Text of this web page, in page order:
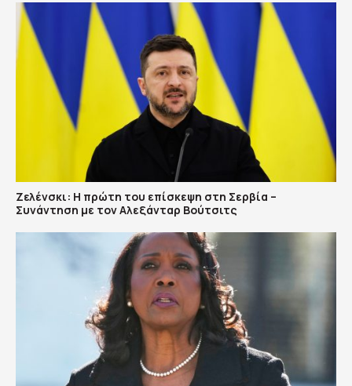
Ζελένσκι: Η πρώτη του επίσκεψη στη Σερβία –
Συνάντηση με τον Αλεξάνταρ Βούτσιτς